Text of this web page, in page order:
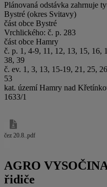
Plánovaná odstávka zahrnuje
Bystré (okres Svitavy)
část obce Bystré
Vrchlického: č. p. 283
část obce Hamry
č. p. 1, 4-9, 11, 12, 13, 15, 16,
38, 39
č. ev. 1, 3, 13, 15-19, 21, 25,
53
kat. území Hamry nad
1633/1
čez 20.8..pdf
AGRO
řidiče